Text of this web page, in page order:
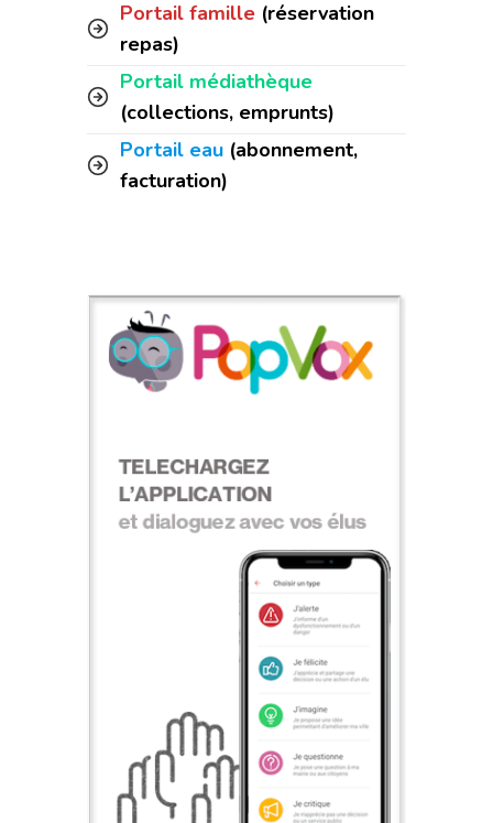
Portail famille (réservation
repas)
Portail médiathèque
(collections, emprunts)
Portail eau (abonnement,
facturation)